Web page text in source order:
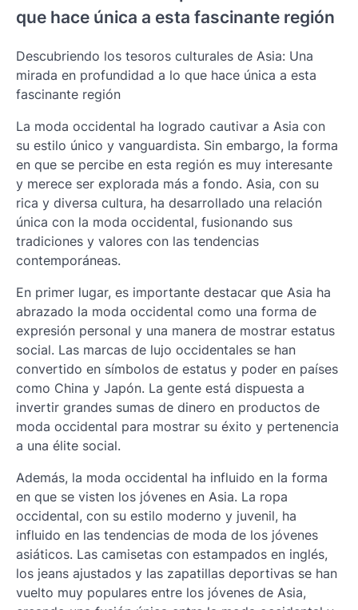
que hace única a esta fascinante región
Descubriendo los tesoros culturales de Asia: Una
mirada en profundidad a lo que hace única a esta
fascinante región
La moda occidental ha logrado cautivar a Asia con
su estilo único y vanguardista. Sin embargo, la forma
en que se percibe en esta región es muy interesante
y merece ser explorada más a fondo. Asia, con su
rica y diversa cultura, ha desarrollado una relación
única con la moda occidental, fusionando sus
tradiciones y valores con las tendencias
contemporáneas.
En primer lugar, es importante destacar que Asia ha
abrazado la moda occidental como una forma de
expresión personal y una manera de mostrar estatus
social. Las marcas de lujo occidentales se han
convertido en símbolos de estatus y poder en países
como China y Japón. La gente está dispuesta a
invertir grandes sumas de dinero en productos de
moda occidental para mostrar su éxito y pertenencia
a una élite social.
Además, la moda occidental ha influido en la forma
en que se visten los jóvenes en Asia. La ropa
occidental, con su estilo moderno y juvenil, ha
influido en las tendencias de moda de los jóvenes
asiáticos. Las camisetas con estampados en inglés,
los jeans ajustados y las zapatillas deportivas se han
vuelto muy populares entre los jóvenes de Asia,